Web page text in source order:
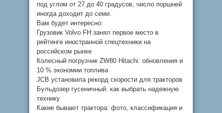
под углом от 27 до 40 градусов, число поршней
иногда доходит до семи.
Вам будет интересно:
Грузовик Volvo FH занял первое место в
рейтинге иностранной спецтехники на
российском рынке
Колесный погрузчик ZW80 Hitachi: обновления и
10 % экономии топлива
JCB установила рекорд скорости для тракторов
Бульдозер гусеничный: как выбрать надежную
технику
Какие бывают трактора: фото, классификация и